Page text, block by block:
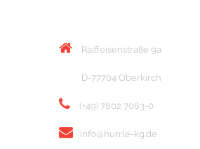
Raiffeisenstraße 9a
D-77704 Oberkirch
(+49) 7802 7063-0
info@hurrle-kg.de